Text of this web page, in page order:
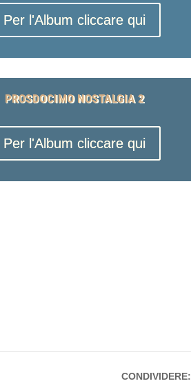
Per l'Album cliccare qui
PROSDOCIMO NOSTALGIA 2
Per l'Album cliccare qui
CONDIVIDERE: